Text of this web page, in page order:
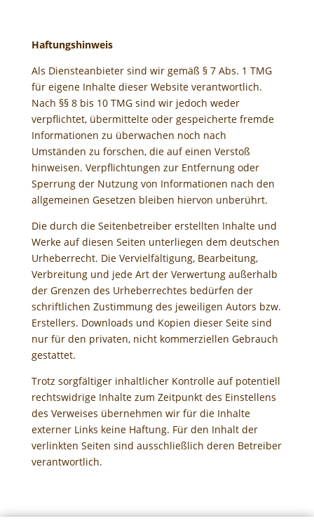
Haftungshinweis
Als Diensteanbieter sind wir gemäß § 7 Abs. 1 TMG
für eigene Inhalte dieser Website verantwortlich.
Nach §§ 8 bis 10 TMG sind wir jedoch weder
verpflichtet, übermittelte oder gespeicherte fremde
Informationen zu überwachen noch nach
Umständen zu forschen, die auf einen Verstoß
hinweisen. Verpflichtungen zur Entfernung oder
Sperrung der Nutzung von Informationen nach den
allgemeinen Gesetzen bleiben hiervon unberührt.
Die durch die Seitenbetreiber erstellten Inhalte und
Werke auf diesen Seiten unterliegen dem deutschen
Urheberrecht. Die Vervielfältigung, Bearbeitung,
Verbreitung und jede Art der Verwertung außerhalb
der Grenzen des Urheberrechtes bedürfen der
schriftlichen Zustimmung des jeweiligen Autors bzw.
Erstellers. Downloads und Kopien dieser Seite sind
nur für den privaten, nicht kommerziellen Gebrauch
gestattet.
Trotz sorgfältiger inhaltlicher Kontrolle auf potentiell
rechtswidrige Inhalte zum Zeitpunkt des Einstellens
des Verweises übernehmen wir für die Inhalte
externer Links keine Haftung. Für den Inhalt der
verlinkten Seiten sind ausschließlich deren Betreiber
verantwortlich.